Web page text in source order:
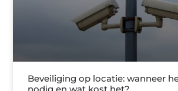
Beveiliging op locatie: wanneer